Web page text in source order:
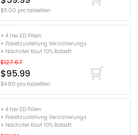
$5.00 pro tabletten
+ 4 frei ED Pillen
+ Paketzustellung Versicherungs
+ Nächster Kauf 10% Rabatt
$127.67
$95.99
$4.80 pro tabletten
+ 4 frei ED Pillen
+ Paketzustellung Versicherungs
+ Nächster Kauf 10% Rabatt